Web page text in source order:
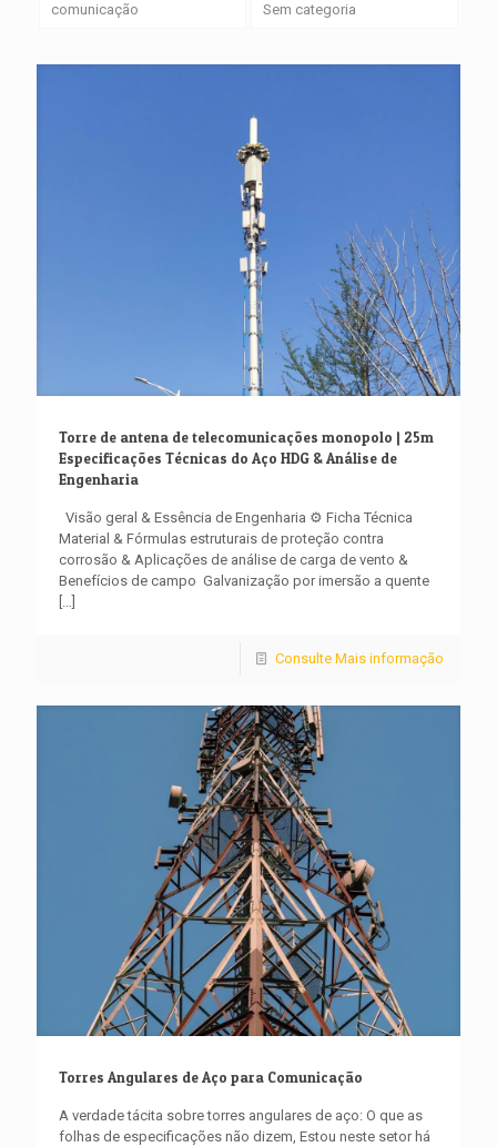
comunicação
Sem categoria
Torre de antena de telecomunicações monopolo | 25m
Especificações Técnicas do Aço HDG & Análise de
Engenharia
Visão geral & Essência de Engenharia ⚙️ Ficha Técnica ️
Material & Fórmulas estruturais de proteção contra
corrosão & Aplicações de análise de carga de vento &
Benefícios de campo ️ Galvanização por imersão a quente
[…]
Consulte Mais informação
Torres Angulares de Aço para Comunicação
A verdade tácita sobre torres angulares de aço: O que as
folhas de especificações não dizem, Estou neste setor há